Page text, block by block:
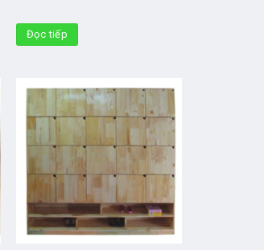
Đọc tiếp